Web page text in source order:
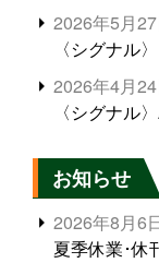
2026年5月27
〈シグナル
2026年4月24
〈シグナル
お知らせ
2026年8月6
夏季休業･休